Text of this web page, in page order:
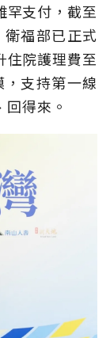
罕支付，截至
福部已正式
住院護理費至
支持第一線
得來。